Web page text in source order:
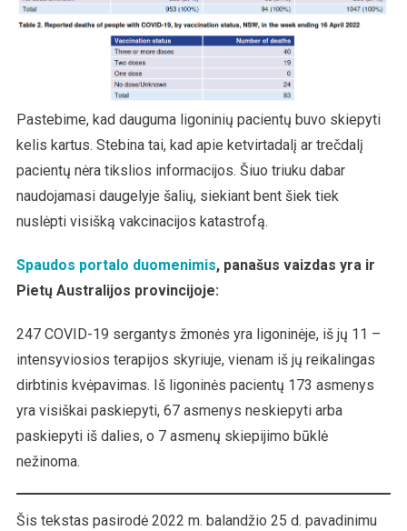
Pastebime, kad dauguma ligoninių pacientų buvo skiepyti
kelis kartus. Stebina tai, kad apie ketvirtadalį ar trečdalį
pacientų nėra tikslios informacijos. Šiuo triuku dabar
naudojamasi daugelyje šalių, siekiant bent šiek tiek
nuslėpti visišką vakcinacijos katastrofą.
Spaudos portalo duomenimis, panašus vaizdas yra ir
Pietų Australijos provincijoje:
247 COVID-19 sergantys žmonės yra ligoninėje, iš jų 11 –
intensyviosios terapijos skyriuje, vienam iš jų reikalingas
dirbtinis kvėpavimas. Iš ligoninės pacientų 173 asmenys
yra visiškai paskiepyti, 67 asmenys neskiepyti arba
paskiepyti iš dalies, o 7 asmenų skiepijimo būklė
nežinoma.
Šis tekstas pasirodė 2022 m. balandžio 25 d. pavadinimu